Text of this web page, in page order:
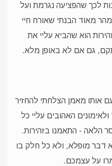
לכך שהפציעה נגרמת ועל
מהר מאוד הבנתי שאורח חיי
הוא שהביא עליי את
גם אם לא באופן מלא.
אותו מאמן הצלחתי להחזיר
האהובים עליי כל
הלאה - התאמנו בזהירות.
דבר מופלא, ולא כל חלק בו
על עצמכם.